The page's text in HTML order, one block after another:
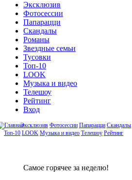
Эксклюзив
Фотосессии
Папарацци
Скандалы
Романы
Звездные семьи
Тусовки
Топ-10
LOOK
Музыка и видео
Телешоу
Рейтинг
Вход
Эксклюзив Фотосессии Папарацци Скандалы
Топ-10 LOOK Музыка и видео Телешоу Рейтинг
Сaмое гoрячее за неделю!